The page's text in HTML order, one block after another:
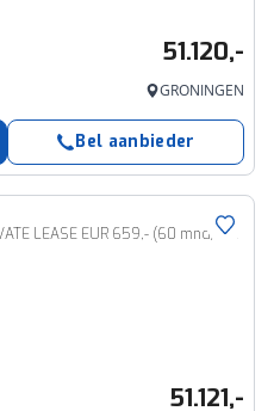
51.120,-
GRONINGEN
Bel aanbieder
MINI Cooper C Classic Pakket L PRIVATE LEASE EUR 659,- (60 mnd/5.000 km)
51.121,-